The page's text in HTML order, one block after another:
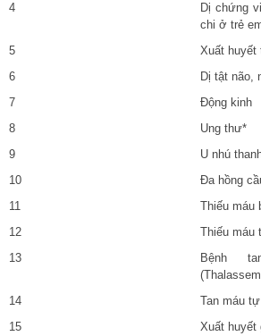
4
Dị chứng
chi ở trẻ
5
Xuất huyết
6
Dị tật não,
7
Động kinh
8
Ung thư*
9
U nhú
10
Đa hồng
11
Thiếu máu
12
Thiếu máu
13
Bệnh
14
Tan máu
15
Xuất huyết